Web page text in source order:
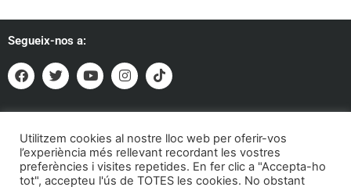
Segueix-nos a:
Utilitzem cookies al nostre lloc web per oferir-vos
l’experiència més rellevant recordant les vostres
preferències i visites repetides. En fer clic a "Accepta-ho
tot", accepteu l'ús de TOTES les cookies. No obstant